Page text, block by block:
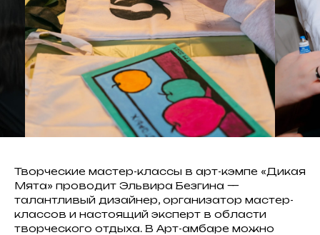
Творческие мастер-классы в арт-кэмпе «Дикая
Мята» проводит Эльвира Безгина —
талантливый дизайнер, организатор мастер-
классов и настоящий эксперт в области
творческого отдыха. В Арт-амбаре можно